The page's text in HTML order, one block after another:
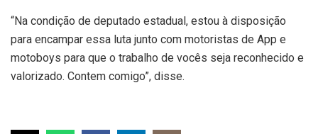
“Na condição de deputado estadual, estou à disposição
para encampar essa luta junto com motoristas de App e
motoboys para que o trabalho de vocês seja reconhecido e
valorizado. Contem comigo”, disse.